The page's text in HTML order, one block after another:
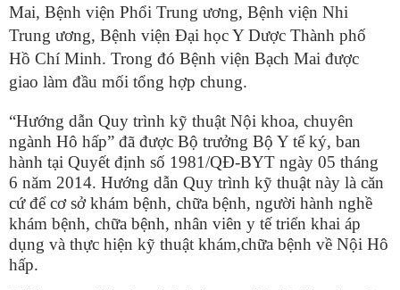
Mai, Bệnh viện Phổi Trung ương, Bệnh viện Nhi
Trung ương, Bệnh viện Đại học Y Dược Thành phố
Hồ Chí Minh. Trong đó Bệnh viện Bạch Mai được
giao làm đầu mối tổng hợp chung.
“Hướng dẫn Quy trình kỹ thuật Nội khoa, chuyên
ngành Hô hấp” đã được Bộ trưởng Bộ Y tế ký, ban
hành tại Quyết định số 1981/QĐ-BYT ngày 05 tháng
6 năm 2014. Hướng dẫn Quy trình kỹ thuật này là căn
cứ để cơ sở khám bệnh, chữa bệnh, người hành nghề
khám bệnh, chữa bệnh, nhân viên y tế triển khai áp
dụng và thực hiện kỹ thuật khám,chữa bệnh về Nội Hô
hấp.